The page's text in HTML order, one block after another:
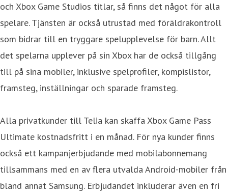
och Xbox Game Studios titlar, så finns det något för alla
spelare. Tjänsten är också utrustad med föräldrakontroll
som bidrar till en tryggare spelupplevelse för barn. Allt
det spelarna upplever på sin Xbox har de också tillgång
till på sina mobiler, inklusive spelprofiler, kompislistor,
framsteg, inställningar och sparade framsteg.
Alla privatkunder till Telia kan skaffa Xbox Game Pass
Ultimate kostnadsfritt i en månad. För nya kunder finns
också ett kampanjerbjudande med mobilabonnemang
tillsammans med en av flera utvalda Android-mobiler från
bland annat Samsung. Erbjudandet inkluderar även en fri